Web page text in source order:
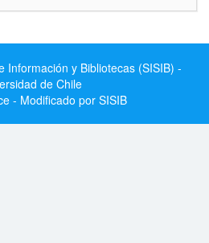
Información y Bibliotecas (SISIB) -
de Chile
- Modificado por SISIB